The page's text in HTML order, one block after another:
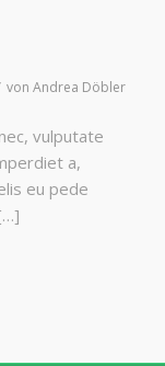
von Andrea Döbler
vulputate
a,
eu pede